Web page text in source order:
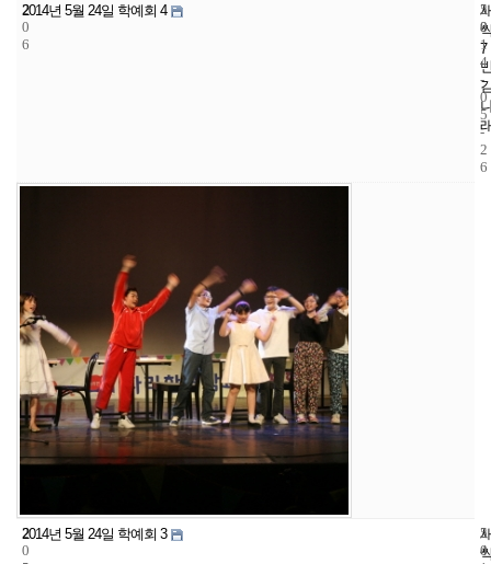
2
0
6
2014년 5월 24일 학예회 4
7
5
8
2
0
1
4
-
0
5
-
2
6
2
0
2014년 5월 24일 학예회 3
5
4
2
0